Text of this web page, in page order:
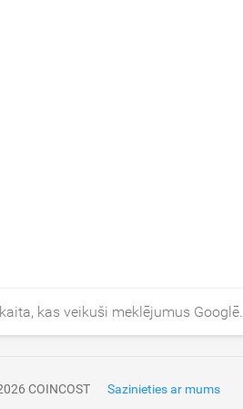
kas veikuši meklējumus Googlē.
COINCOST Sazinieties ar mums